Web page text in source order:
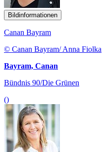
Bildinformationen
Canan Bayram
© Canan Bayram/ Anna Fiolka
Bayram, Canan
Bündnis 90/Die Grünen
()